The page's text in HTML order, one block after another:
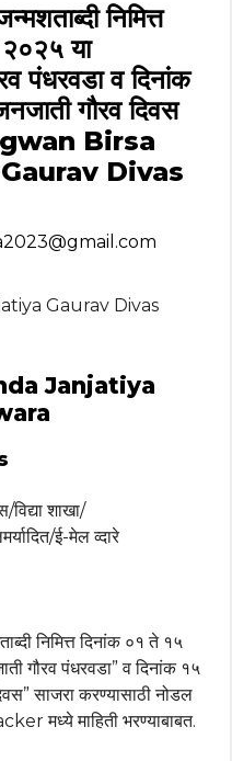
निमित्त
या
पंधरवडा व दिनांक
गौरव दिवस
Birsa
Divas
Gaurav Divas
Janjatiya
शाखा/
ई-मेल व्दारे
निमित्त दिनांक ०१ ते १५
गौरव पंधरवडा” व दिनांक १५
साजरा करण्यासाठी नोडल
मध्ये माहिती भरण्याबाबत.